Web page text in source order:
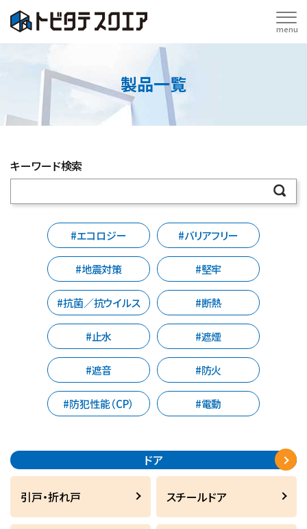
menu
製品一覧
キーワード検索
#エコロジー #バリアフリー
#地震対策 #堅牢
#抗菌／抗ウイルス #断熱
#止水 #遮煙
#遮音 #防火
#防犯性能（CP） #電動
ドア
引戸・折れ戸 スチールドア